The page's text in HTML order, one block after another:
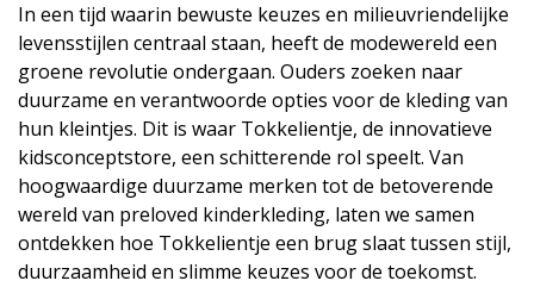
In een tijd waarin bewuste keuzes en milieuvriendelijke
levensstijlen centraal staan, heeft de modewereld een
groene revolutie ondergaan. Ouders zoeken naar
duurzame en verantwoorde opties voor de kleding van
hun kleintjes. Dit is waar Tokkelientje, de innovatieve
kidsconceptstore, een schitterende rol speelt. Van
hoogwaardige duurzame merken tot de betoverende
wereld van preloved kinderkleding, laten we samen
ontdekken hoe Tokkelientje een brug slaat tussen stijl,
duurzaamheid en slimme keuzes voor de toekomst.